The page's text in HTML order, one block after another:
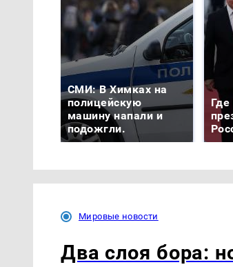
СМИ: В Химках на
полицейскую
машину напали и
подожгли.
Где
Мировые новости
Два слоя бора: